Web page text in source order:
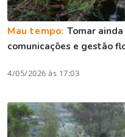
Mau tempo: Tomar
comunicações e gestão
4/05/2026 às 17:03